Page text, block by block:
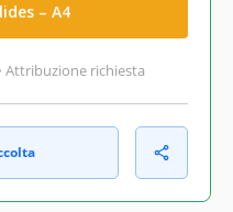
– A4
Attribuzione richiesta